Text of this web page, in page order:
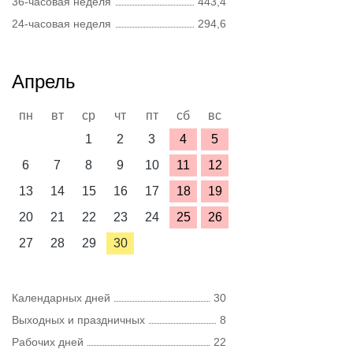
24-часовая неделя
294,6
Апрель
пн вт ср чт пт сб
вс
1
2 3 4
5
6
7 8 9 10 11
12
13
14 15 16 17 18
19
20
21 22 23 24 25
26
27
28 29 30
Календарных дней
30
Выходных и праздничных
8
Рабочих дней
22